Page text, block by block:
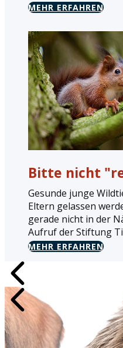
MEHR ERFAHREN
Bitte nicht
Gesunde junge
Eltern gelassen
gerade nicht in der
Aufruf der Stiftung
MEHR ERFAHREN